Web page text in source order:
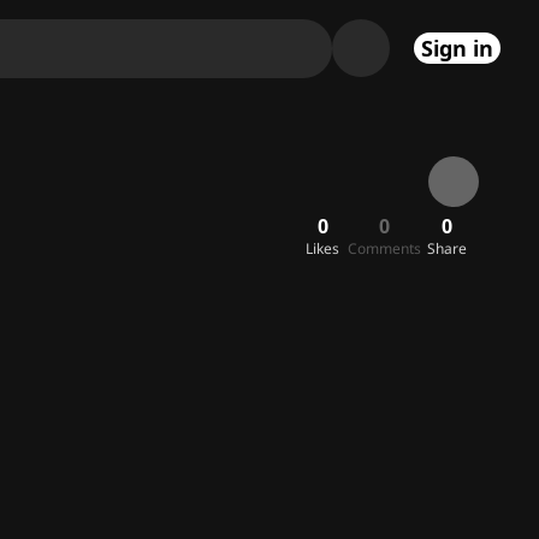
Sign in
0
Likes
0
Comments
0
Share